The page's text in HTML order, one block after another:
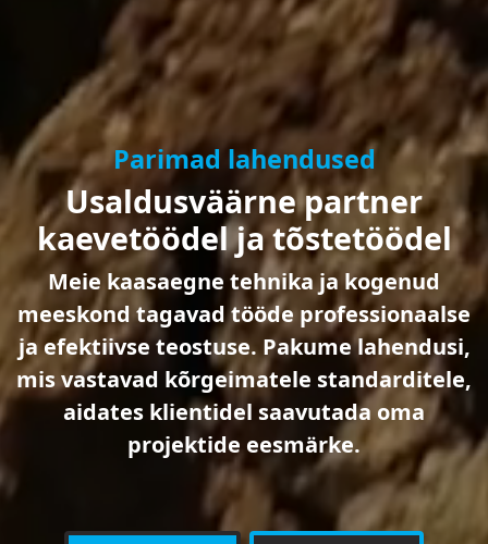
Parimad lahendused
Usaldusväärne partner
kaevetöödel ja tõstetöödel
Meie kaasaegne tehnika ja kogenud
meeskond tagavad tööde professionaalse
ja efektiivse teostuse. Pakume lahendusi,
mis vastavad kõrgeimatele standarditele,
aidates klientidel saavutada oma
projektide eesmärke.